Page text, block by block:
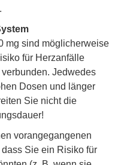
mg sind möglicherweise
für Herzanfälle
verbunden. Jedwedes
Dosen und länger
Sie nicht die
vorangegangenen
Sie ein Risiko für